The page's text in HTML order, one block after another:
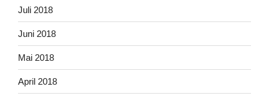
Juli 2018
Juni 2018
Mai 2018
April 2018